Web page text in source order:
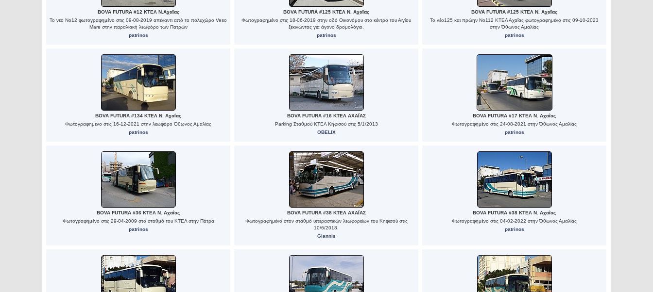
BOVA FUTURA #12 ΚΤΕΛ Ν.Αχαΐας
Το νέο Νο12 φωτογραφημένο στις 09-08-2019 απέναντι από το πολυχώρο Veso
Mare στην παραλιακή λεωφόρο των Πατρών
patrinos
BOVA FUTURA #125 ΚΤΕΛ Ν. Αχαΐας
Φωτογραφημένο στις 18-06-2019 στην οδό Οικονόμου στο κέντρο του Αιγίου
ξεκινώντας για άγονο δρομολόγιο.
patrinos
BOVA FUTURA #125 ΚΤΕΛ Ν. Αχαΐας
Το νέο125 και πρώην Νο112 ΚΤΕΛ Αχαΐας φωτογραφημένο στις 09-10-2023
στην Όθωνος Αμαλίας
patrinos
BOVA FUTURA #134 ΚΤΕΛ Ν. Αχαΐας
Φωτογραφημένο στις 16-12-2021 στην λεωφόρο Όθωνος Αμαλίας
patrinos
BOVA FUTURA #16 ΚΤΕΛ ΑΧΑΪΑΣ
Parking Σταθμού ΚΤΕΛ Κηφισού στις 5/1/2013
OBELIX
BOVA FUTURA #17 ΚΤΕΛ Ν. Αχαΐας
Φωτογραφημένο στις 24-08-2021 στην Όθωνος Αμαλίας
patrinos
BOVA FUTURA #36 ΚΤΕΛ Ν. Αχαΐας
Φωτογραφημένο στις 29-04-2009 στο σταθμό του ΚΤΕΛ στην Πάτρα
patrinos
BOVA FUTURA #38 ΚΤΕΛ ΑΧΑΪΑΣ
Φωτογραφημένο στον σταθμό υπεραστικών λεωφορείων του Κηφισού στις
10/6/2018.
Giannis
BOVA FUTURA #38 ΚΤΕΛ Ν. Αχαΐας
Φωτογραφημένο στις 04-02-2022 στην Όθωνος Αμαλίας
patrinos